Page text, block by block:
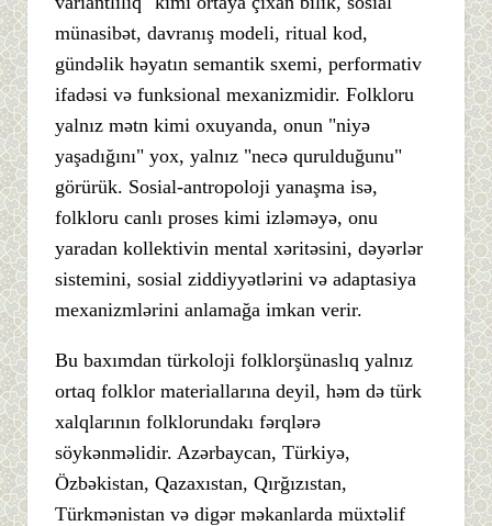
münasibət, davranış modeli, ritual kod,
gündəlik həyatın semantik sxemi, performativ
ifadəsi və funksional mexanizmidir. Folkloru
yalnız mətn kimi oxuyanda, onun "niyə
yaşadığını" yox, yalnız "necə qurulduğunu"
görürük. Sosial-antropoloji yanaşma isə,
folkloru canlı proses kimi izləməyə, onu
yaradan kollektivin mental xəritəsini, dəyərlər
sistemini, sosial ziddiyyətlərini və adaptasiya
mexanizmlərini anlamağa imkan verir.
Bu baxımdan türkoloji folklorşünaslıq yalnız
ortaq folklor materiallarına deyil, həm də türk
xalqlarının folklorundakı fərqlərə
söykənməlidir. Azərbaycan, Türkiyə,
Özbəkistan, Qazaxıstan, Qırğızıstan,
Türkmənistan və digər məkanlarda müxtəlif